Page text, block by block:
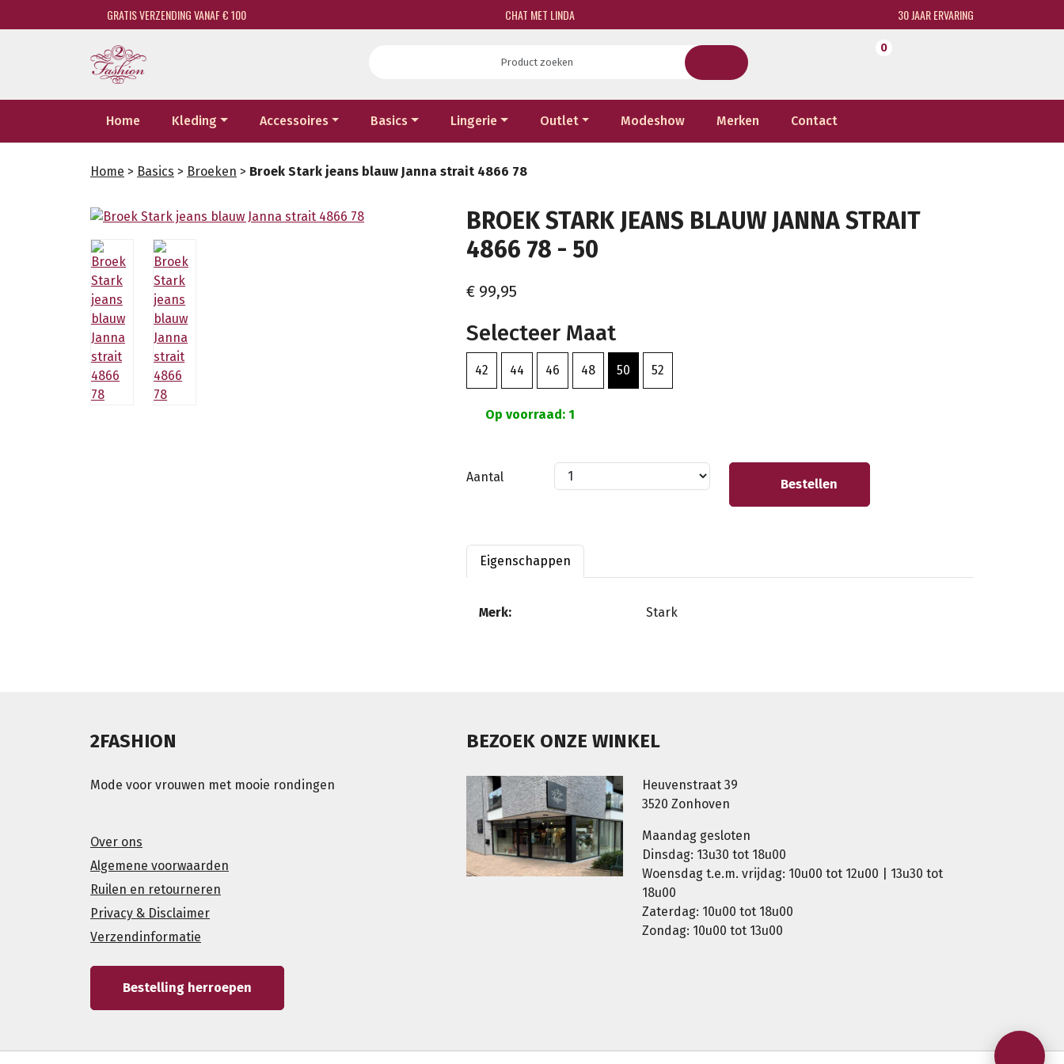
GRATIS VERZENDING VANAF € 100 CHAT MET LINDA 30 JAAR ERVARING
0
Home Kleding Accessoires Basics Lingerie Outlet Modeshow Merken Contact
Home > Basics > Broeken > Broek Stark jeans blauw Janna strait 4866 78
BROEK STARK JEANS BLAUW JANNA STRAIT
4866 78 - 50
€ 99,95
Selecteer Maat
42 44 46 48 50 52
Op voorraad: 1
Aantal Bestellen
Eigenschappen
Merk: Stark
2FASHION
Mode voor vrouwen met mooie rondingen
Over ons
Algemene voorwaarden
Ruilen en retourneren
Privacy & Disclaimer
Verzendinformatie
Bestelling herroepen
BEZOEK ONZE WINKEL
Heuvenstraat 39
3520 Zonhoven
Maandag gesloten
Dinsdag: 13u30 tot 18u00
Woensdag t.e.m. vrijdag: 10u00 tot 12u00 | 13u30 tot
18u00
Zaterdag: 10u00 tot 18u00
Zondag: 10u00 tot 13u00